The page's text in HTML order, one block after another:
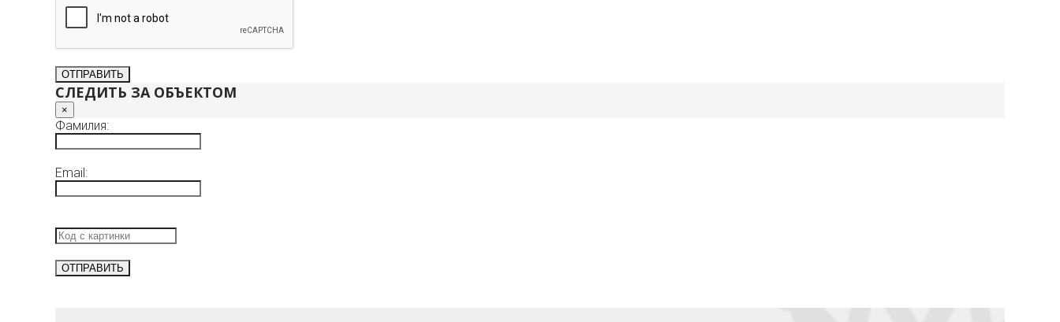
СЛЕДИТЬ ЗА ОБЪЕКТОМ
×
Фамилия:
Email: